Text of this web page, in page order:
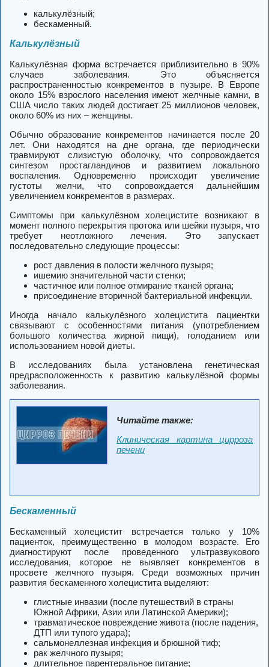
калькулёзный;
бескаменный.
Калькулёзный
Калькулёзная форма встречается приблизительно в 90%
случаев заболевания. Это объясняется
распространенностью конкрементов в пузыре. В Европе
около 15% взрослого населения имеют желчные камни, в
США число таких людей достигает 25 миллионов человек,
около 60% из них – женщины.
Обычно образование конкрементов начинается после 20
лет. Они находятся на дне органа, где периодически
травмируют слизистую оболочку, что сопровождается
синтезом простагландинов и развитием локального
воспаления. Одновременно происходит увеличение
густоты желчи, что сопровождается дальнейшим
увеличением конкрементов в размерах.
Симптомы при калькулёзном холецистите возникают в
момент полного перекрытия протока или шейки пузыря, что
требует неотложного лечения. Это запускает
последовательно следующие процессы:
рост давления в полости желчного пузыря;
ишемию значительной части стенки;
частичное или полное отмирание тканей органа;
присоединение вторичной бактериальной инфекции.
Иногда начало калькулёзного холецистита пациентки
связывают с особенностями питания (употреблением
большого количества жирной пищи), голоданием или
использованием новой диеты.
В исследованиях была установлена генетическая
предрасположенность к развитию калькулёзной формы
заболевания.
Читайте также:
Клиническая картина цирроза
печени
Бескаменный
Бескаменный холецистит встречается только у 10%
пациенток, преимущественно в молодом возрасте. Его
диагностируют после проведенного ультразвукового
исследования, которое не выявляет конкрементов в
просвете желчного пузыря. Среди возможных причин
развития бескаменного холецистита выделяют:
глистные инвазии (после путешествий в страны
Южной Африки, Азии или Латинской Америки);
травматическое повреждение живота (после падения,
ДТП или тупого удара);
сальмонеллезная инфекция и брюшной тиф;
рак желчного пузыря;
длительное парентеральное питание;